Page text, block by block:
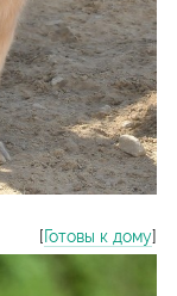
[Готовы к дому]